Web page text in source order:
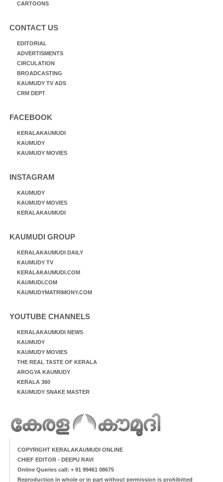
CARTOONS
CONTACT US
EDITORIAL
ADVERTISMENTS
CIRCULATION
BROADCASTING
KAUMUDY TV ADS
CRM DEPT
FACEBOOK
KERALAKAUMUDI
KAUMUDY
KAUMUDY MOVIES
INSTAGRAM
KAUMUDY
KAUMUDY MOVIES
KERALAKAUMUDI
KAUMUDI GROUP
KERALAKAUMUDI DAILY
KAUMUDY TV
KERALAKAUMUDI.COM
KAUMUDI.COM
KAUMUDYMATRIMONY.COM
YOUTUBE CHANNELS
KERALAKAUMUDI NEWS
KAUMUDY
KAUMUDY MOVIES
THE REAL TASTE OF KERALA
AROGYA KAUMUDY
KERALA 360
KAUMUDY SNAKE MASTER
COPYRIGHT KERALAKAUMUDI ONLINE
CHIEF EDITOR - DEEPU RAVI
Online Queries call: + 91 99461 08675
Reproduction in whole or in part without permission is prohibitted